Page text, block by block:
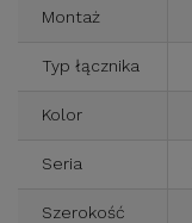
Montaż
Typ łącznika
Kolor
Seria
Szerokość